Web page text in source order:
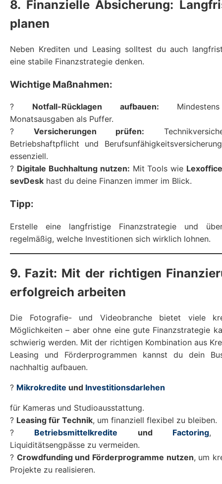
8. Finanzielle Absicherung:
planen
Neben Krediten und Leasing solltest du auch
eine stabile Finanzstrategie denken.
Wichtige Maßnahmen:
? Notfall-Rücklagen aufbauen:
Monatsausgaben als Puffer.
? Versicherungen prüfen:
Betriebshaftpflicht und
essenziell.
? Digitale Buchhaltung nutzen: Mit Tools wie
sevDesk hast du deine Finanzen immer im Blick.
Tipp:
Erstelle eine langfristige Finanzstrategie und
regelmäßig, welche Investitionen sich wirklich lohnen.
9. Fazit: Mit der richtigen
erfolgreich arbeiten
Die Fotografie- und Videobranche bietet viele
Möglichkeiten – aber ohne eine gute Finanzstrategie
schwierig werden. Mit der richtigen Kombination aus
Leasing und Förderprogrammen kannst du dein
nachhaltig aufbauen.
? Mikrokredite und Investitionsdarlehen
für Kameras und Studioausstattung.
? Leasing für Technik, um finanziell flexibel zu bleiben.
? Betriebsmittelkredite und Factoring,
Liquiditätsengpässe zu vermeiden.
? Crowdfunding und Förderprogramme nutzen, um
Projekte zu realisieren.